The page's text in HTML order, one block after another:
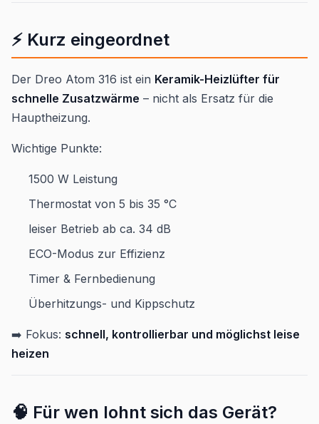
⚡ Kurz eingeordnet
Der Dreo Atom 316 ist ein Keramik-Heizlüfter für
schnelle Zusatzwärme – nicht als Ersatz für die
Hauptheizung.
Wichtige Punkte:
1500 W Leistung
Thermostat von 5 bis 35 °C
leiser Betrieb ab ca. 34 dB
ECO-Modus zur Effizienz
Timer & Fernbedienung
Überhitzungs- und Kippschutz
➡️ Fokus: schnell, kontrollierbar und möglichst leise
heizen
🧠 Für wen lohnt sich das Gerät?